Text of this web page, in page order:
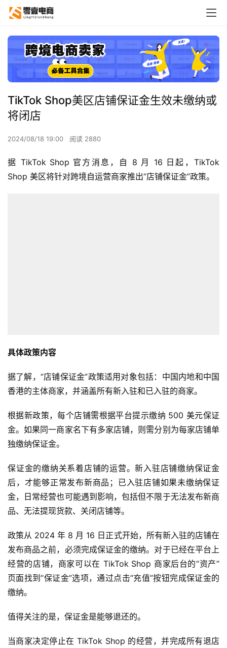
首
页
全
开
TikTok Shop美区店铺保证金生效未缴纳或
将闭店
2024/08/18 19:00 阅读 2880
据 TikTok Shop 官方消息，自 8 月 16 日起，TikTok
Shop 美区将针对跨境自运营商家推出“店铺保证金”政策。
具体政策内容
据了解，“店铺保证金”政策适用对象包括：中国内地和中国
香港的主体商家，并涵盖所有新入驻和已入驻的商家。
根据新政策，每个店铺需根据平台提示缴纳 500 美元保证
金。如果同一商家名下有多家店铺，则需分别为每家店铺单
独缴纳保证金。
保证金的缴纳关系着店铺的运营。新入驻店铺缴纳保证金
后，才能够正常发布新商品；已入驻店铺如果未缴纳保证
金，日常经营也可能遇到影响，包括但不限于无法发布新商
品、无法提现货款、关闭店铺等。
政策从 2024 年 8 月 16 日正式开始，所有新入驻的店铺在
发布商品之前，必须完成保证金的缴纳。对于已经在平台上
经营的店铺，商家可以在 TikTok Shop 商家后台的“资产”
页面找到“保证金”选项，通过点击“充值”按钮完成保证金的
缴纳。
值得关注的是，保证金是能够退还的。
当商家决定停止在 TikTok Shop 的经营，并完成所有退店